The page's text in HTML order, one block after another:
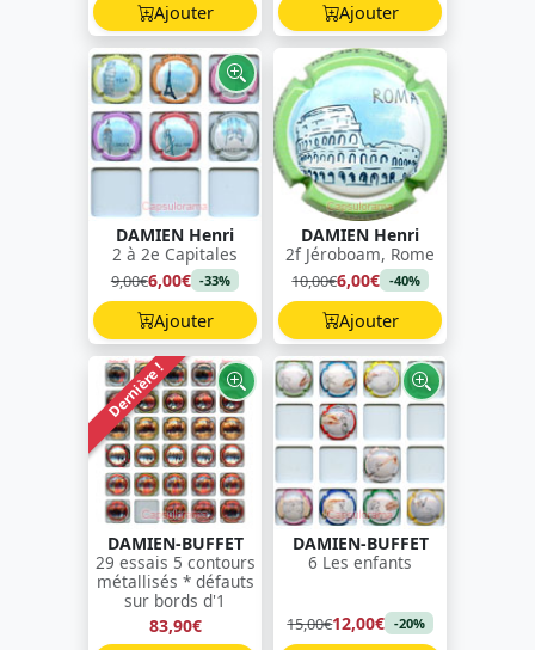
Ajouter Ajouter
DAMIEN Henri
2 à 2e Capitales
9,00€6,00€ -33%
Ajouter
DAMIEN Henri
2f Jéroboam, Rome
10,00€6,00€ -40%
Ajouter
Dernière !
DAMIEN-BUFFET
29 essais 5 contours
métallisés * défauts
sur bords d'1
83,90€
DAMIEN-BUFFET
6 Les enfants
15,00€12,00€ -20%